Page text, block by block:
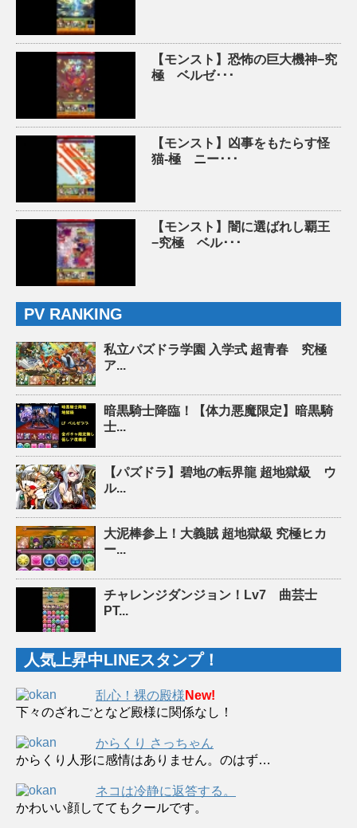
【モンスト】恐怖の巨大機神−究
極 ベルゼ･･･
【モンスト】凶事をもたらす怪
猫-極 ニー･･･
【モンスト】闇に選ばれし覇王
−究極 ベル･･･
PV RANKING
私立パズドラ学園 入学式 超青春 究極
ア...
暗黒騎士降臨！【体力悪魔限定】暗黒騎
士...
【パズドラ】碧地の転界龍 超地獄級 ウ
ル...
大泥棒参上！大義賊 超地獄級 究極ヒカ
ー...
チャレンジダンジョン！Lv7 曲芸士
PT...
人気上昇中LINEスタンプ！
乱心！裸の殿様 New!
下々のざれごとなど殿様に関係なし！
からくり さっちゃん
からくり人形に感情はありません。のはず…
ネコは冷静に返答する。
かわいい顔しててもクールです。